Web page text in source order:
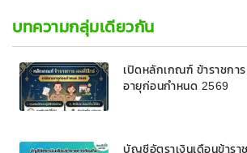
บทความกลุ่มเดียวกัน
เปิดหลักเกณฑ์ ข้าราชกา
อายุก่อนกำหนด 2569
บัญชีอัตราเงินเดือนข้ารา